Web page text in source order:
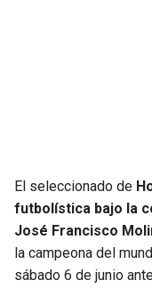
BEARS
SPURS
El seleccionado de
futbolística bajo la
José Francisco
la campeona del
sábado 6 de junio